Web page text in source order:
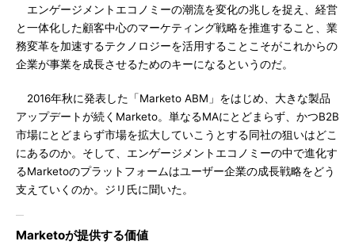
エンゲージメントエコノミーの潮流を変化の兆しを捉え、経営
と一体化した顧客中心のマーケティング戦略を推進すること、業
務変革を加速するテクノロジーを活用することこそがこれからの
企業が事業を成長させるためのキーになるというのだ。
2016年秋に発表した「Marketo ABM」をはじめ、大きな製品
アップデートが続くMarketo。単なるMAにとどまらず、かつB2B
市場にとどまらず市場を拡大していこうとする同社の狙いはどこ
にあるのか。そして、エンゲージメントエコノミーの中で進化す
るMarketoのプラットフォームはユーザー企業の成長戦略をどう
支えていくのか。ジリ氏に聞いた。
Marketoが提供する価値